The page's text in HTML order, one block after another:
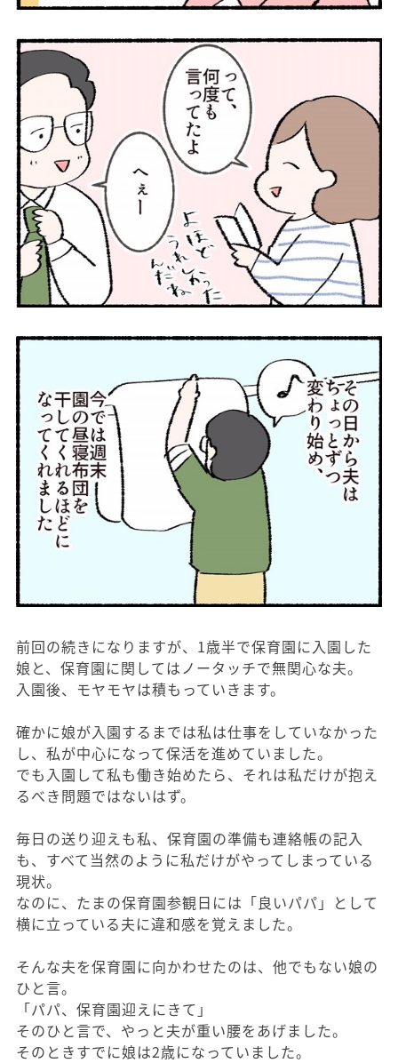
前回の続きになりますが、1歳半で保育園に入園した
娘と、保育園に関してはノータッチで無関心な夫。
入園後、モヤモヤは積もっていきます。
確かに娘が入園するまでは私は仕事をしていなかった
し、私が中心になって保活を進めていました。
でも入園して私も働き始めたら、それは私だけが抱え
るべき問題ではないはず。
毎日の送り迎えも私、保育園の準備も連絡帳の記入
も、すべて当然のように私だけがやってしまっている
現状。
なのに、たまの保育園参観日には「良いパパ」として
横に立っている夫に違和感を覚えました。
そんな夫を保育園に向かわせたのは、他でもない娘の
ひと言。
「パパ、保育園迎えにきて」
そのひと言で、やっと夫が重い腰をあげました。
そのときすでに娘は2歳になっていました。